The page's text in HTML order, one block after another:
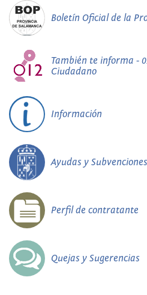
Boletín Oficial de la
También te informa -
Ciudadano
Información
Ayudas y Subvenciones
Perfil de contratante
Quejas y Sugerencias